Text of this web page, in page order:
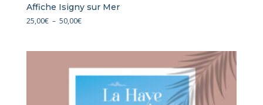
Affiche Isigny sur Mer
25,00€ – 50,00€Plage
à
50,00€